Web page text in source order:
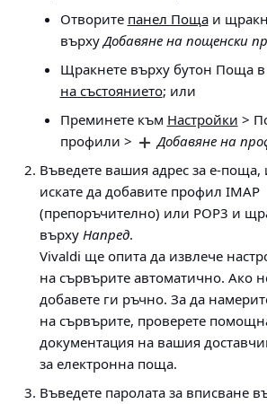
Отворите панел Пощаи
върхуДобавяне на пощенски
Щракнете върху бутон Поща в
на състоянието; или
Преминете към Настройки >
профили >
Добавяне на
Въведете вашия адрес за е-поща,
искате да добавите профил IMAP
(препоръчително) или POP3 и
върху Напред.
Vivaldi ще опита да извлече
на сървърите автоматично. Ако
добавете ги ръчно. За да
на сървърите, проверете
документация на вашия
за електронна поща.
Въведете паролата за вписване